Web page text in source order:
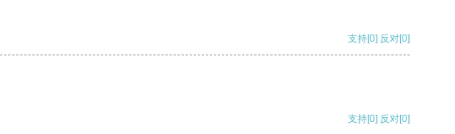
支持[0] 反对[0]
支持[0] 反对[0]